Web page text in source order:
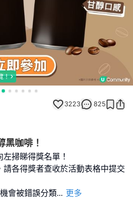
！
3223 825
黑咖啡！
左掃睇得獎名單！
各得獎者查收於活動表格中提交
會被錯誤分類... 更多